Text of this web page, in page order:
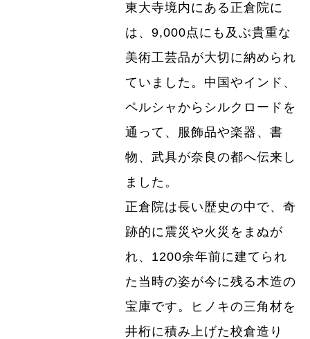
東大寺境内にある正倉院に
は、9,000点にも及ぶ貴重な
美術工芸品が大切に納められ
ていました。中国やインド、
ペルシャからシルクロードを
通って、服飾品や楽器、書
物、武具が奈良の都へ伝来し
ました。
正倉院は長い歴史の中で、奇
跡的に震災や火災をまぬが
れ、1200余年前に建てられ
た当時の姿が今に残る木造の
宝庫です。ヒノキの三角材を
井桁に積み上げた校倉造り